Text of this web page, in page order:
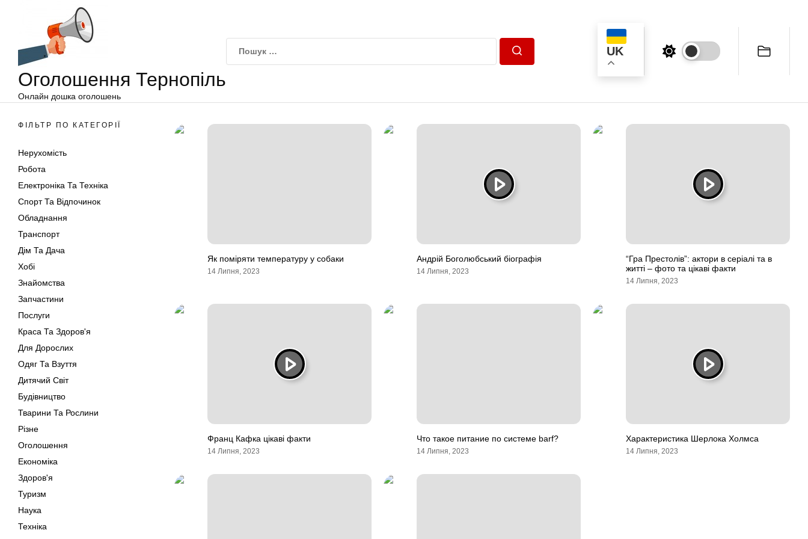
Оголошення Тернопіль
Онлайн дошка оголошень
UK
ФІЛЬТР ПО КАТЕГОРІЇ
Нерухомість
Робота
Електроніка Та Техніка
Спорт Та Відпочинок
Обладнання
Транспорт
Дім Та Дача
Хобі
Знайомства
Запчастини
Послуги
Краса Та Здоров'я
Для Дорослих
Одяг Та Взуття
Дитячий Світ
Будівництво
Тварини Та Рослини
Різне
Оголошення
Економіка
Здоров'я
Туризм
Наука
Техніка
Як поміряти температуру у собаки
14 Липня, 2023
Андрій Боголюбський біографія
14 Липня, 2023
“Гра Престолів”: актори в серіалі та в
житті – фото та цікаві факти
14 Липня, 2023
Франц Кафка цікаві факти
14 Липня, 2023
Что такое питание по системе barf?
14 Липня, 2023
Характеристика Шерлока Холмса
14 Липня, 2023